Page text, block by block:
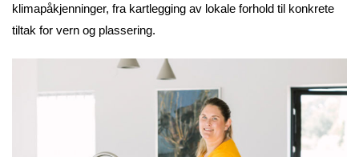
klimapåkjenninger, fra kartlegging av lokale forhold til konkrete
tiltak for vern og plassering.